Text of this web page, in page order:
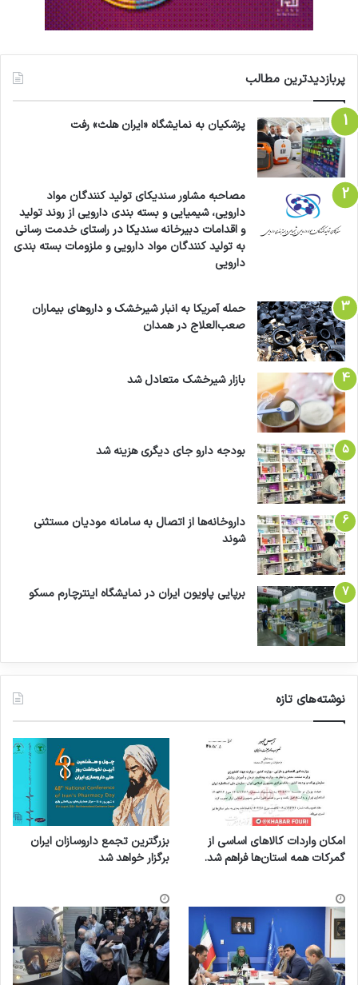
پربازدیدترین مطالب
پزشکیان به نمایشگاه «ایران هلث» رفت
مصاحبه مشاور سندیکای تولید کنندگان مواد
دارویی، شیمیایی و بسته بندی دارویی از روند تولید
و اقدامات دبیرخانه سندیکا در راستای خدمت رسانی
به تولید کنندگان مواد دارویی و ملزومات بسته بندی
دارویی
حمله آمریکا به انبار شیرخشک و داروهای بیماران
صعب‌العلاج در همدان
بازار شیرخشک متعادل شد
بودجه دارو جای دیگری هزینه شد
داروخانه‌ها از اتصال به سامانه مودیان مستثنی
شوند
برپایی پاویون ایران در نمایشگاه اینترچارم مسکو
نوشته‌های تازه
امکان واردات کالاهای اساسی از
گمرکات همه استان‌ها فراهم شد.
بزرگترین تجمع داروسازان ایران
برگزار خواهد شد